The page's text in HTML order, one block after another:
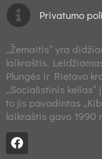
Privatumo
„Žemaitis“ yra
laikraštis.
Plungės ir Rietavo
„Socialistinis kelias“
to jis pavadintas
laikraštis gavo 1990